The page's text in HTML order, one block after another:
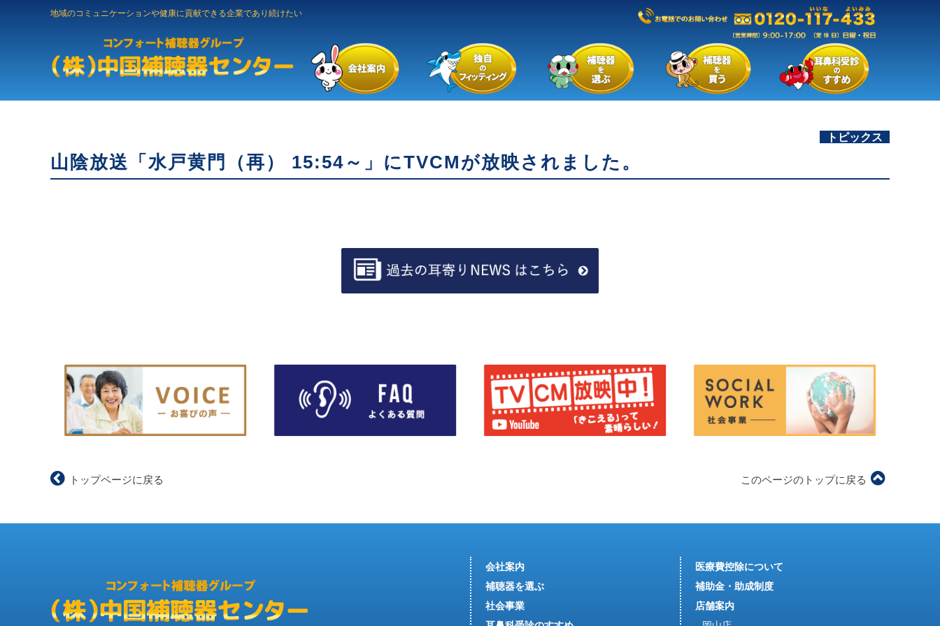
地域のコミュニケーションや健康に貢献できる企業であり続けたい
トピックス
山陰放送「水戸黄門（再） 15:54～」にTVCMが放映されました。
トップページに戻る このページのトップに戻る
会社案内
補聴器を選ぶ
社会事業
医療費控除について
補助金・助成制度
店舗案内